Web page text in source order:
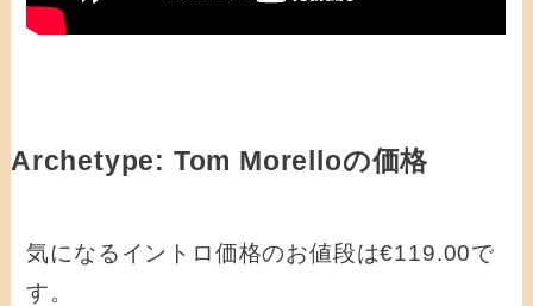
Archetype: Tom Morelloの価格
気になるイントロ価格のお値段は€119.00で
す。